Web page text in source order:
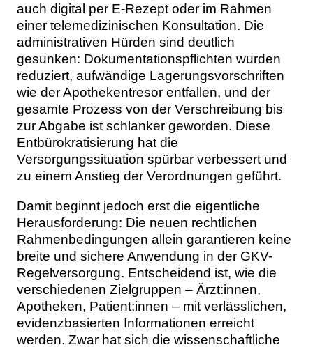
auch digital per E-Rezept oder im Rahmen
einer telemedizinischen Konsultation. Die
administrativen Hürden sind deutlich
gesunken: Dokumentationspflichten wurden
reduziert, aufwändige Lagerungsvorschriften
wie der Apothekentresor entfallen, und der
gesamte Prozess von der Verschreibung bis
zur Abgabe ist schlanker geworden. Diese
Entbürokratisierung hat die
Versorgungssituation spürbar verbessert und
zu einem Anstieg der Verordnungen geführt.
Damit beginnt jedoch erst die eigentliche
Herausforderung: Die neuen rechtlichen
Rahmenbedingungen allein garantieren keine
breite und sichere Anwendung in der GKV-
Regelversorgung. Entscheidend ist, wie die
verschiedenen Zielgruppen – Ärzt:innen,
Apotheken, Patient:innen – mit verlässlichen,
evidenzbasierten Informationen erreicht
werden. Zwar hat sich die wissenschaftliche